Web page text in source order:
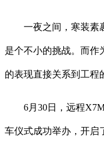
一夜之间，寒装素裹
是个不小的挑战。而
的表现直接关系到工程
6月30日，远程X7M
车仪式成功举办，开启